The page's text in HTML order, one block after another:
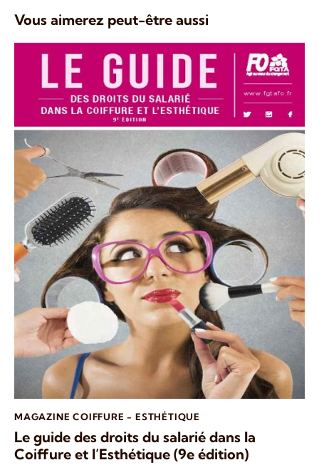
Vous aimerez peut-être aussi
MAGAZINE COIFFURE - ESTHÉTIQUE
Le guide des droits du salarié dans la
Coiffure et l’Esthétique (9e édition)